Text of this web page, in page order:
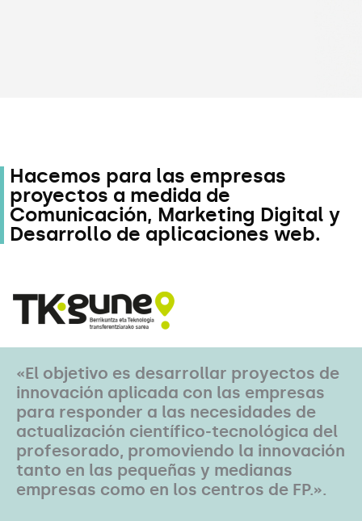
Hacemos para las empresas
proyectos a medida de
Comunicación, Marketing Digital y
Desarrollo de aplicaciones web.
«El objetivo es desarrollar proyectos de
innovación aplicada con las empresas
para responder a las necesidades de
actualización científico-tecnológica del
profesorado, promoviendo la innovación
tanto en las pequeñas y medianas
empresas como en los centros de FP.».